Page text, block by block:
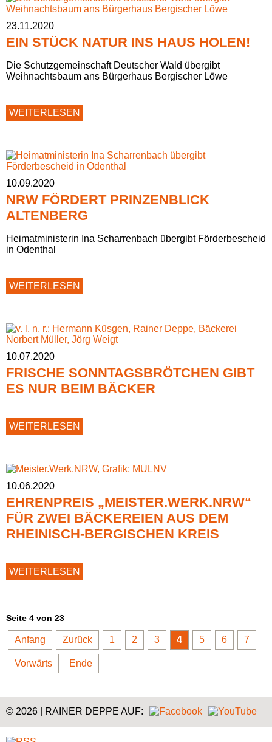
UNSERE
23.11.2020
EIN STÜCK NATUR INS HAUS HOLEN!
Die Schutzgemeinschaft Deutscher Wald übergibt
Weihnachtsbaum ans Bürgerhaus Bergischer Löwe
WEITERLESEN
STÜCK
HAUS
HOLEN!
10.09.2020
NRW FÖRDERT PRINZENBLICK
ALTENBERG
Heimatministerin Ina Scharrenbach übergibt Förderbescheid
in Odenthal
WEITERLESEN
FÖRDERT
10.07.2020
FRISCHE SONNTAGSBRÖTCHEN GIBT
ES NUR BEIM BÄCKER
WEITERLESEN
SONNTAGSBRÖTCHEN
NUR
10.06.2020
EHRENPREIS „MEISTER.WERK.NRW“
FÜR ZWEI BÄCKEREIEN AUS DEM
RHEINISCH-BERGISCHEN KREIS
WEITERLESEN
„MEISTER.WERK.NRW“
DEM
RHEINISCH-
BERGISCHEN
KREIS
Seite 4 von 23
Anfang Zurück 1 2 3 4 5 6 7
Vorwärts Ende
© 2026 | RAINER DEPPE AUF: